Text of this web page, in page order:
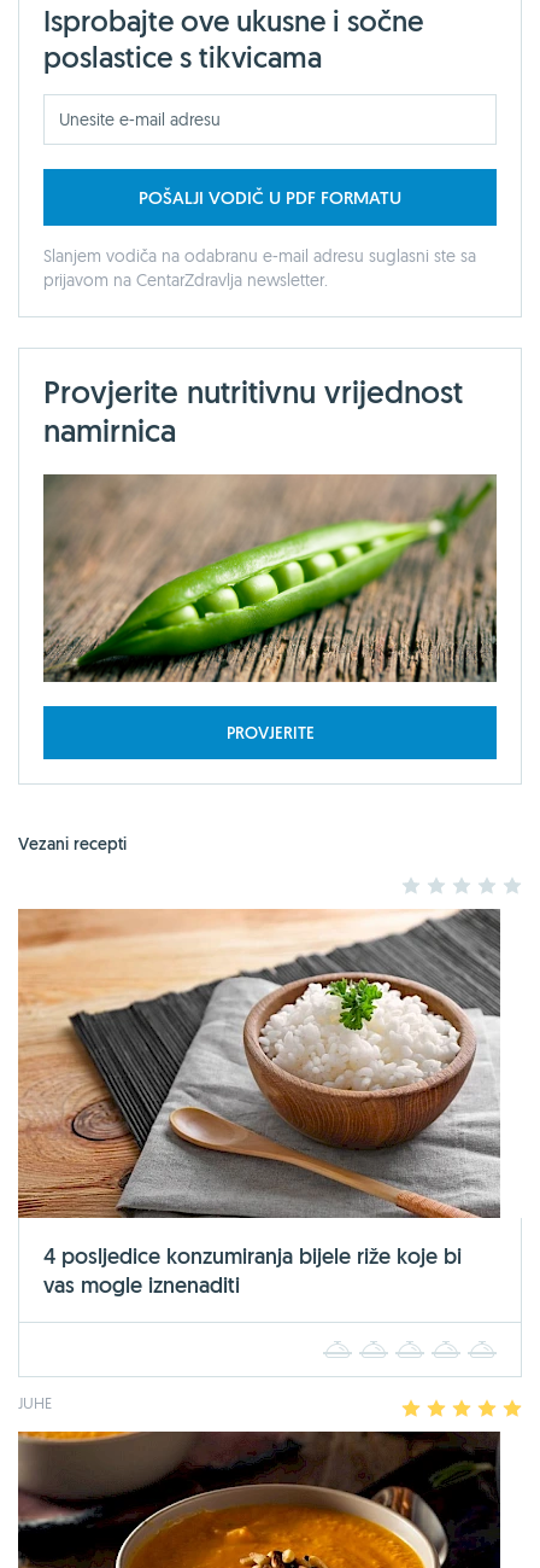
Isprobajte ove ukusne i sočne
poslastice s tikvicama
POŠALJI VODIČ U PDF FORMATU
Slanjem vodiča na odabranu e-mail adresu suglasni ste sa
prijavom na CentarZdravlja newsletter.
Provjerite nutritivnu vrijednost
namirnica
PROVJERITE
Vezani recepti
2 3 4
4 posljedice konzumiranja bijele riže koje bi
vas mogle iznenaditi
2 3 4
JUHE 2 3 4